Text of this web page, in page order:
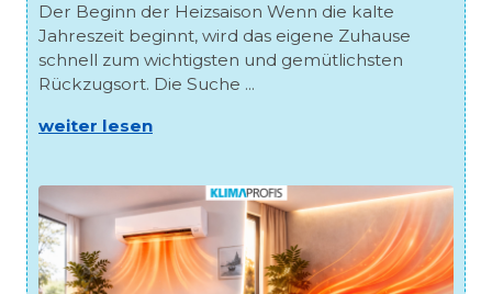
Der Beginn der Heizsaison Wenn die kalte
Jahreszeit beginnt, wird das eigene Zuhause
schnell zum wichtigsten und gemütlichsten
Rückzugsort. Die Suche ...
weiter lesen